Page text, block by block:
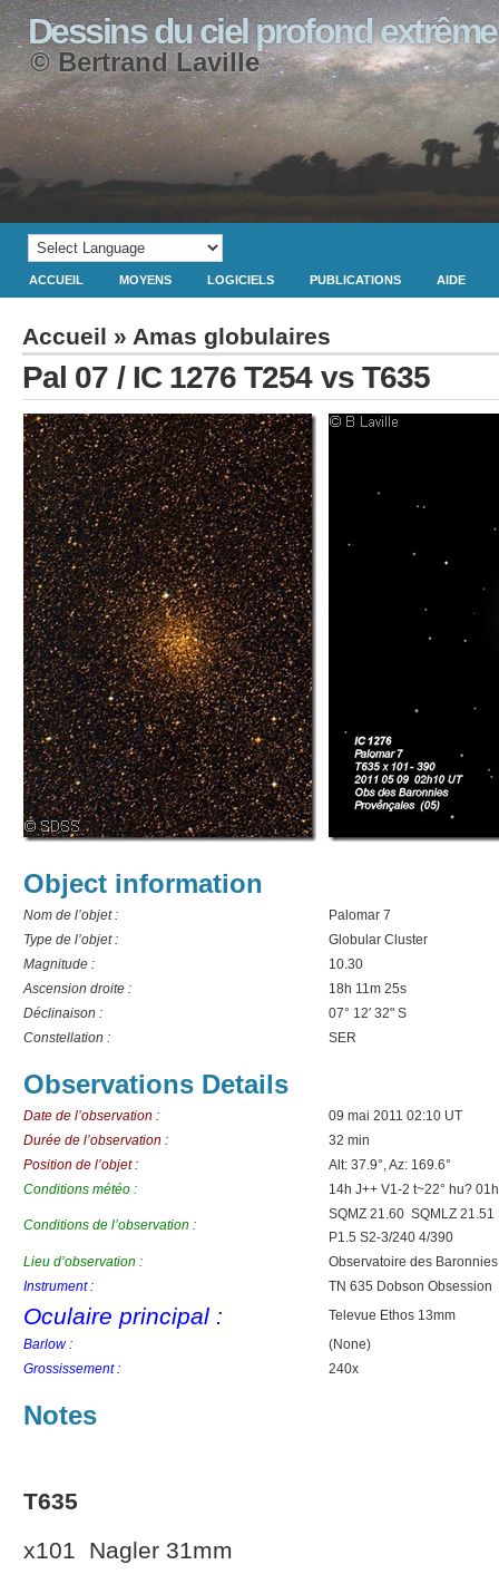
Dessins du ciel profond extrême
© Bertrand Laville
ACCUEIL MOYENS LOGICIELS PUBLICATIONS AIDE
Accueil » Amas globulaires
Pal 07 / IC 1276 T254 vs T635
Object information
Nom de l’objet :
Palomar 7
Type de l’objet :
Globular Cluster
Magnitude :
10.30
Ascension droite :
18h 11m 25s
Déclinaison :
07° 12′ 32" S
Constellation :
SER
Observations Details
Date de l’observation :
09 mai 2011 02:10 UT
Durée de l’observation :
32 min
Position de l’objet :
Alt: 37.9°, Az: 169.6°
Conditions météo :
14h J++ V1-2 t~22° hu?
Conditions de l’observation :
SQMZ 21.60 SQMLZ
P1.5 S2-3/240 4/390
Lieu d’observation :
Observatoire des
Instrument :
TN 635 Dobson Obsession
Oculaire principal :
Televue Ethos 13mm
Barlow :
(None)
Grossissement :
240x
Notes
T635
x101 Nagler 31mm